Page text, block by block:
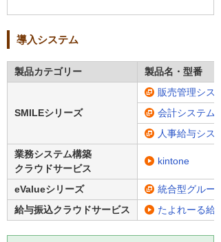
導入システム
製品カテゴリー 製品名・型番
SMILEシリーズ
販売管理シス
会計システム
人事給与シス
業務システム構築
クラウドサービス
kintone
eValueシリーズ
統合型グルー
給与振込クラウドサービス
たよれーる給